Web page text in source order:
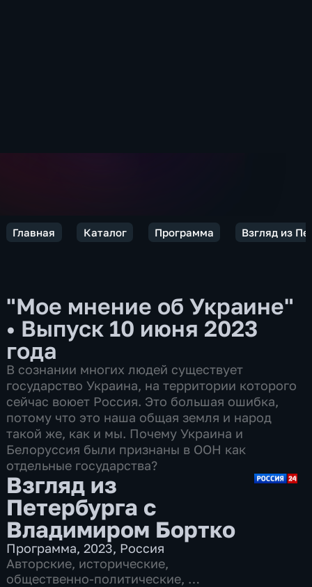
Главная Каталог Программа Взгляд из
"Мое мнение об Украине"
• Выпуск 10 июня 2023
года
В сознании многих людей существует
государство Украина, на территории которого
сейчас воюет Россия. Это большая ошибка,
потому что это наша общая земля и народ
такой же, как и мы. Почему Украина и
Белоруссия были признаны в ООН как
отдельные государства?
Взгляд из
Петербурга с
Владимиром Бортко
Программа,2023, Россия
Авторские, исторические,
общественно-политические,